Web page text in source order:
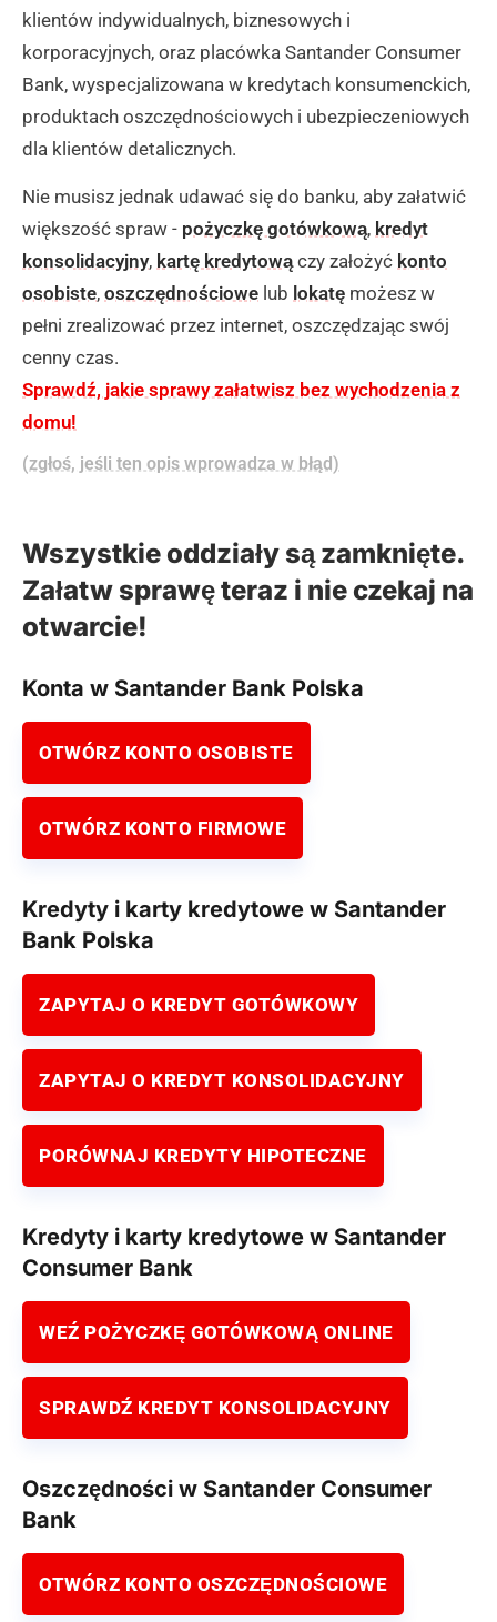
klientów indywidualnych, biznesowych i
korporacyjnych, oraz placówka Santander Consumer
Bank, wyspecjalizowana w kredytach konsumenckich,
produktach oszczędnościowych i ubezpieczeniowych
dla klientów detalicznych.
Nie musisz jednak udawać się do banku, aby załatwić
większość spraw - pożyczkę gotówkową, kredyt
konsolidacyjny, kartę kredytowączy założyć konto
osobiste, oszczędnościowe lub lokatę możesz w
pełni zrealizować przez internet, oszczędzając swój
cenny czas.
Sprawdź, jakie sprawy załatwisz bez wychodzenia z
domu!
(zgłoś, jeśli ten opis wprowadza w błąd)
Wszystkie oddziały są zamknięte.
Załatw sprawę teraz i nie czekaj na
otwarcie!
Konta w Santander Bank Polska
OTWÓRZ KONTO OSOBISTE
OTWÓRZ KONTO FIRMOWE
Kredyty i karty kredytowe w Santander
Bank Polska
ZAPYTAJ O KREDYT GOTÓWKOWY
ZAPYTAJ O KREDYT KONSOLIDACYJNY
PORÓWNAJ KREDYTY HIPOTECZNE
Kredyty i karty kredytowe w Santander
Consumer Bank
WEŹ POŻYCZKĘ GOTÓWKOWĄ ONLINE
SPRAWDŹ KREDYT KONSOLIDACYJNY
Oszczędności w Santander Consumer
Bank
OTWÓRZ KONTO OSZCZĘDNOŚCIOWE